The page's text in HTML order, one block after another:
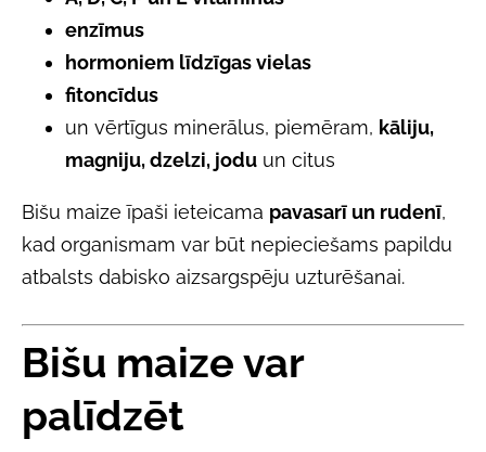
enzīmus
hormoniem līdzīgas vielas
fitoncīdus
un vērtīgus minerālus, piemēram, kāliju,
magniju, dzelzi, jodu un citus
Bišu maize īpaši ieteicama pavasarī un rudenī,
kad organismam var būt nepieciešams papildu
atbalsts dabisko aizsargspēju uzturēšanai.
Bišu maize var
palīdzēt